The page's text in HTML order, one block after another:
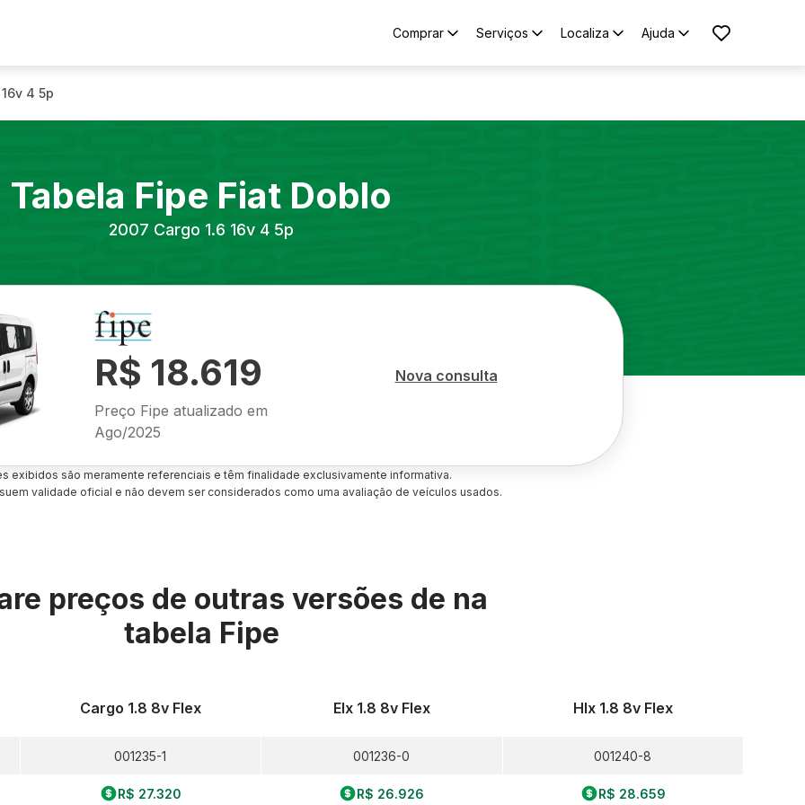
Comprar Serviços Localiza Ajuda
4 5p
Tabela Fipe Fiat Doblo
2007 Cargo 1.6 16v 4 5p
R$ 18.619
Preço Fipe atualizado em
Ago/2025
Nova consulta
exibidos são meramente referenciais e têm finalidade exclusivamente informativa.
validade oficial e não devem ser considerados como uma avaliação de veículos usados.
preços de outras versões de na
tabela Fipe
Cargo 1.8 8v Flex
001235-1
R$ 27.320
Elx 1.8 8v Flex
001236-0
R$ 26.926
Hlx 1.8 8v Flex
001240-8
R$ 28.659